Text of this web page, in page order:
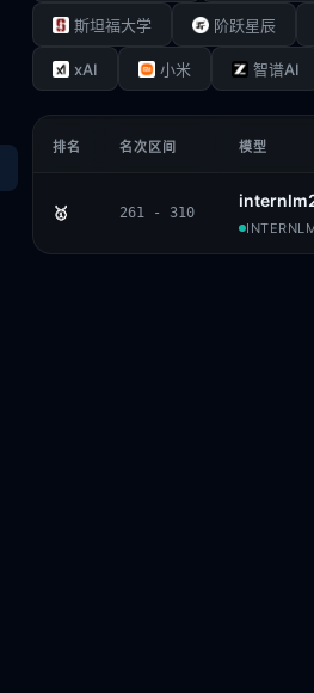
斯坦福大学 阶跃星辰
xAI 小米 智谱AI
排名 名次区间 模型
🥇 261 - 310